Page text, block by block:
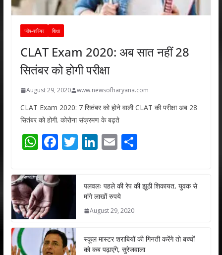
जॉब-करियर शिक्षा
CLAT Exam 2020: अब सात नहीं 28
सितंबर को होगी परीक्षा
August 29, 2020 www.newsofharyana.com
CLAT Exam 2020: 7 सितंबर को होने वाली CLAT की परीक्षा अब 28
सितंबर को होगी. कोरोना संक्रमण के बढ़ते
W
at
s
A
p
p
F
e
b
o
k
T
er
Li
e
dI
n
E
l
S
e
पलवलः पहले की रेप की झूठी शिकायत, युवक से
मांगे लाखों रुपये
August 29, 2020
स्कूल मास्टर शराबियों की गिनती करेंगे तो बच्चों
को कब पढ़ाएंगे, सुरेजवाला